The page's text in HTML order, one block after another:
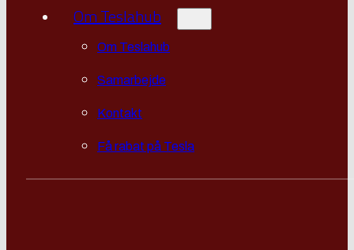
Om Teslahub
Om Teslahub
Samarbejde
Kontakt
Få rabat på Tesla